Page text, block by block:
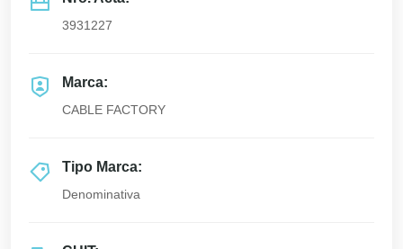
3931227
Marca:
CABLE FACTORY
Tipo Marca:
Denominativa